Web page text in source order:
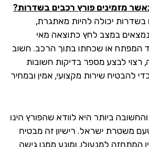
פורץ רכבים בשדרות?
יכולה להיות מאתגרת,
במצב לחץ כתוצאה מאי
או שכחתו בתוך הרכב. חשוב
לבצע מספר בדיקות חשובות
שירות מקצועי, אמין ובמחיר
ביותר היא לוודא שהפורץ הינו
ישראל. רישיון זה מבטיח
למנעולן, ומונע ממנו גישה